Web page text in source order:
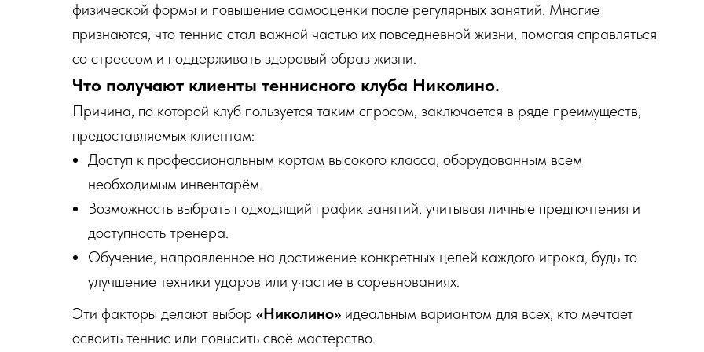
физической формы и повышение самооценки после регулярных занятий. Многие
признаются, что теннис стал важной частью их повседневной жизни, помогая справляться
со стрессом и поддерживать здоровый образ жизни.
Что получают клиенты теннисного клуба Николино.
Причина, по которой клуб пользуется таким спросом, заключается в ряде преимуществ,
предоставляемых клиентам:
Доступ к профессиональным кортам высокого класса, оборудованным всем
необходимым инвентарём.
Возможность выбрать подходящий график занятий, учитывая личные предпочтения и
доступность тренера.
Обучение, направленное на достижение конкретных целей каждого игрока, будь то
улучшение техники ударов или участие в соревнованиях.
Эти факторы делают выбор «Николино» идеальным вариантом для всех, кто мечтает
освоить теннис или повысить своё мастерство.